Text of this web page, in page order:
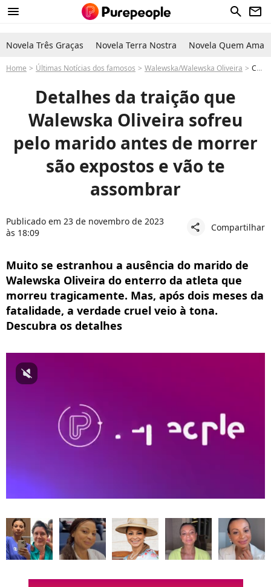
menu search newsletter
Novela Três Graças Novela Terra Nostra Novela Quem Ama
Home Últimas Notícias dos famosos Walewska/Walewska Oliveira Caso Walewska: Antes de morrer ex-atleta descobriu sórdida traição do marido e detalhes vem à tona
Detalhes da traição que
Walewska Oliveira sofreu
pelo marido antes de morrer
são expostos e vão te
assombrar
Publicado em 23 de novembro de 2023
às 18:09
share Compartilhar
Muito se estranhou a ausência do marido de
Walewska Oliveira do enterro da atleta que
morreu tragicamente. Mas, após dois meses da
fatalidade, a verdade cruel veio à tona.
Descubra os detalhes